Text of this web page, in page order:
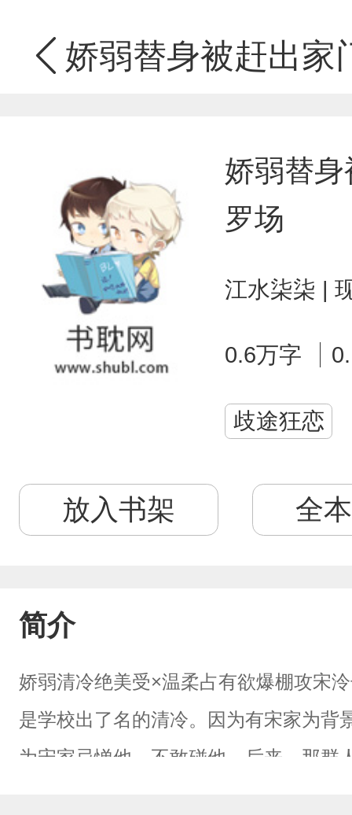
娇弱替身被赶出家
娇弱替
罗场
江水柒柒 |
0.6万字
歧途狂恋
放入书架 全
简介
娇弱清冷绝美受×温柔占有欲爆棚攻宋
是学校出了名的清冷。因为有宋家为背
为宋家忌惮他，不敢碰他。后来，那群